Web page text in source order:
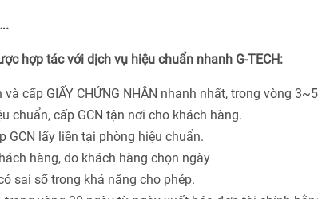
hợp tác với dịch vụ hiệu chuẩn nhanh G-TECH:
cấp GIẤY CHỨNG NHẬN nhanh nhất, trong vòng
chuẩn, cấp GCN tận nơi cho khách hàng.
lấy liền tại phòng hiệu chuẩn.
hàng, do khách hàng chọn ngày
sai số trong khả năng cho phép.